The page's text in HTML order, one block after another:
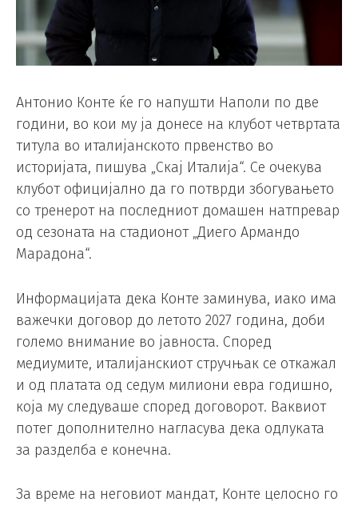
Антонио Конте ќе го напушти Наполи по две
години, во кои му ја донесе на клубот четвртата
титула во италијанското првенство во
историјата, пишува „Скај Италија“. Се очекува
клубот официјално да го потврди збогувањето
со тренерот на последниот домашен натпревар
од сезоната на стадионот „Диего Армандо
Марадона“.
Информацијата дека Конте заминува, иако има
важечки договор до летото 2027 година, доби
големо внимание во јавноста. Според
медиумите, италијанскиот стручњак се откажал
и од платата од седум милиони евра годишно,
која му следуваше според договорот. Ваквиот
потег дополнително нагласува дека одлуката
за разделба е конечна.
За време на неговиот мандат, Конте целосно го